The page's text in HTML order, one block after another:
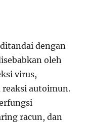
dengan
oleh
virus,
reaksi autoimun.
racun, dan